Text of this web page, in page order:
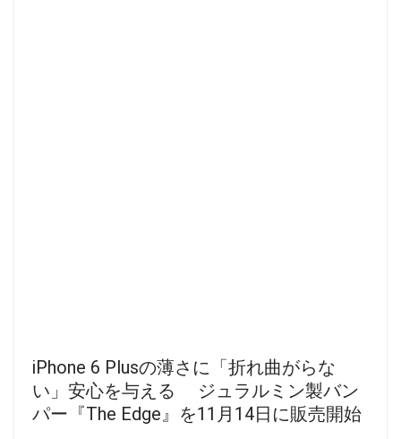
iPhone 6 Plusの薄さに「折れ曲がらな
い」安心を与える ジュラルミン製バン
パー『The Edge』を11月14日に販売開始